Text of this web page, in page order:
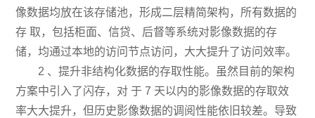
像数据均放在该存储池，形成二层精简架构，所有数据的
存 取，包括柜面、信贷、后督等系统对影像数据的存
储，均通过本地的访问节点访问，大大提升了访问效率。
2 、提升非结构化数据的存取性能。虽然目前的架构
方案中引入了闪存，对 于 7 天以内的影像数据的存取效
率大大提升，但历史影像数据的调阅性能依旧较差。导致